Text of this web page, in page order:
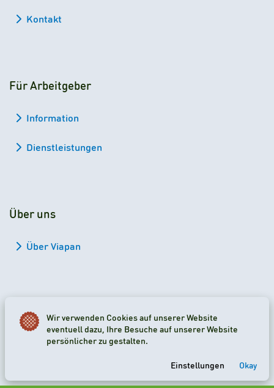
Kontakt
Für Arbeitgeber
Information
Dienstleistungen
Über uns
Über Viapan
2026 Viapan Dologidő Kft. © Alle Rechte vorbehalten.
Wir verwenden Cookies auf unserer Website
eventuell dazu, Ihre Besuche auf unserer Website
persönlicher zu gestalten.
Einstellungen Okay